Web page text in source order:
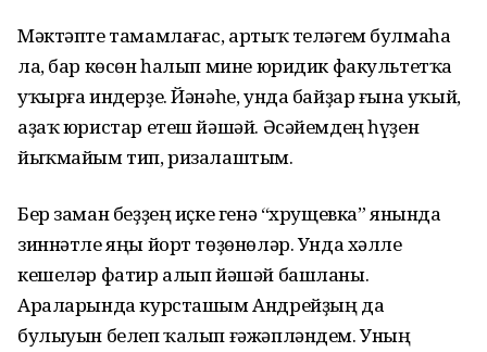
Мәктәпте тамамлағас, артыҡ теләгем булмаһа
ла, бар көсөн һалып мине юридик факультетҡа
уҡырға индерҙе. Йәнәһе, унда байҙар ғына уҡый,
аҙаҡ юристар етеш йәшәй. Әсәйемдең һүҙен
йыҡмайым тип, ризалаштым.
Бер заман беҙҙең иҫке генә “хрущевка” янында
зиннәтле яңы йорт төҙөнөләр. Унда хәлле
кешеләр фатир алып йәшәй башланы.
Араларында курсташым Андрейҙың да
булыуын белеп ҡалып ғәжәпләндем. Уның